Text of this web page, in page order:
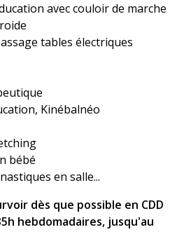
avec couloir de marche
tables électriques
Kinébalnéo
bébé
en salle...
dès que possible en CDD
hebdomadaires, jusqu'au